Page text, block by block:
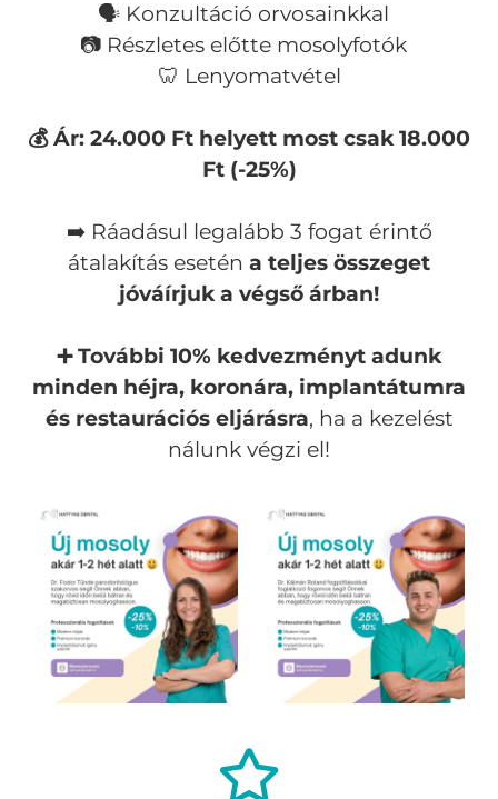
🗣️ Konzultáció orvosainkkal
📷 Részletes előtte mosolyfotók
🦷 Lenyomatvétel
💰 Ár: 24.000 Ft helyett most csak 18.000
Ft (-25%)
➡️ Ráadásul legalább 3 fogat érintő
átalakítás esetén a teljes összeget
jóváírjuk a végső árban!
➕ További 10% kedvezményt adunk
minden héjra, koronára, implantátumra
és restaurációs eljárásra, ha a kezelést
nálunk végzi el!